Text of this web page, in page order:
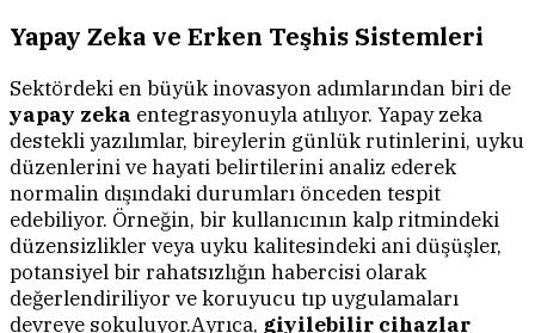
Yapay Zeka ve Erken Teşhis Sistemleri
Sektördeki en büyük inovasyon adımlarından biri de
yapay zeka entegrasyonuyla atılıyor. Yapay zeka
destekli yazılımlar, bireylerin günlük rutinlerini, uyku
düzenlerini ve hayati belirtilerini analiz ederek
normalin dışındaki durumları önceden tespit
edebiliyor. Örneğin, bir kullanıcının kalp ritmindeki
düzensizlikler veya uyku kalitesindeki ani düşüşler,
potansiyel bir rahatsızlığın habercisi olarak
değerlendiriliyor ve koruyucu tıp uygulamaları
devreye sokuluyor.Ayrıca, giyilebilir cihazlar